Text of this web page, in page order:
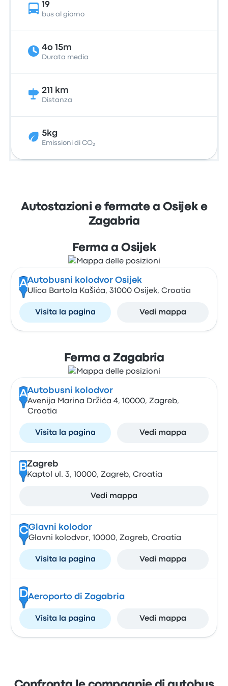
19
bus al giorno
4o 15m
Durata media
211 km
Distanza
5kg
Emissioni di CO₂
Autostazioni e fermate a Osijek e
Zagabria
Ferma a Osijek
AAutobusni kolodvor Osijek
Ulica Bartola Kašića, 31000 Osijek, Croatia
Visita la pagina Vedi mappa
Ferma a Zagabria
AAutobusni kolodvor
Avenija Marina Držića 4, 10000, Zagreb,
Croatia
Visita la pagina Vedi mappa
BZagreb
Kaptol ul. 3, 10000, Zagreb, Croatia
Vedi mappa
CGlavni kolodor
Glavni kolodvor, 10000, Zagreb, Croatia
Visita la pagina Vedi mappa
DAeroporto di Zagabria
Visita la pagina Vedi mappa